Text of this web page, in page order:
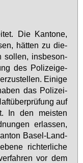
Die Kan­to­ne,
hät­ten zu die­
sol­len, ins­be­son­
des Po­li­zei­ge­
Ei­ni­ge
das Po­li­zei­
auf
In den meis­ten
er­las­sen,
Ba­sel-Land­
rich­ter­li­che
vor dem